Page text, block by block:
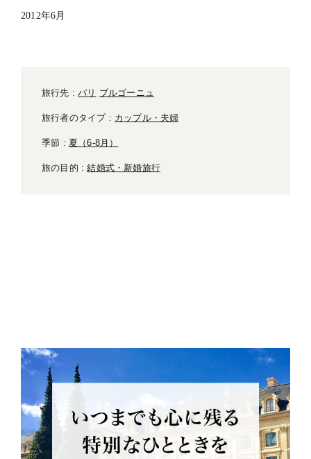
2012年6月
旅行先 :パリ ブルゴーニュ
旅行者のタイプ : カップル・夫婦
季節 : 夏（6-8月）
旅の目的 :結婚式・新婚旅行